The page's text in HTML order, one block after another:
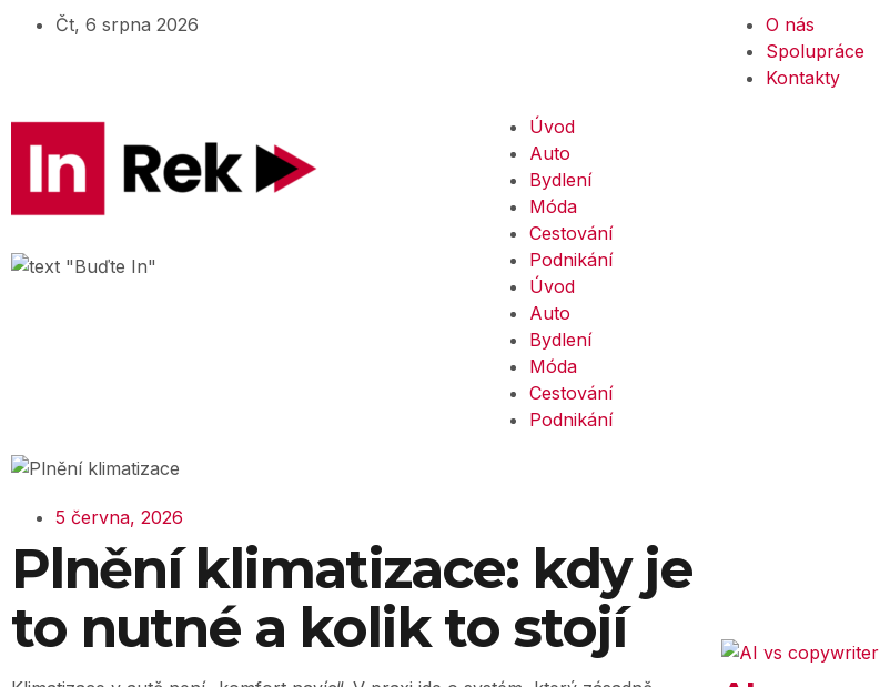
Čt, 6 srpna 2026
O nás
Spolupráce
Kontakty
Úvod
Auto
Bydlení
Móda
Cestování
Podnikání
Úvod
Auto
Bydlení
Móda
Cestování
Podnikání
5 června, 2026
Plnění klimatizace: kdy je
to nutné a kolik to stojí